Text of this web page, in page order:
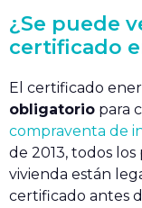
¿Se puede
certificado
El certificado
obligatorio para
compraventa de
de 2013, todos
vivienda están
certificado antes